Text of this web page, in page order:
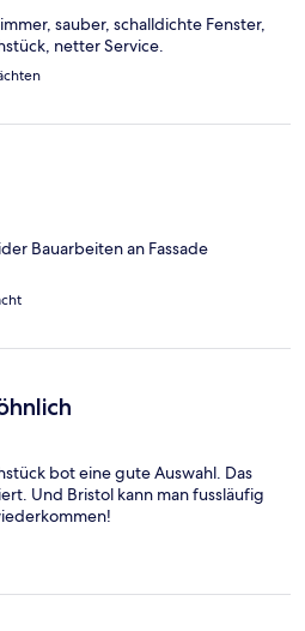
sauber, schalldichte Fenster,
netter Service.
Bauarbeiten an Fassade
bot eine gute Auswahl. Das
Und Bristol kann man fussläufig